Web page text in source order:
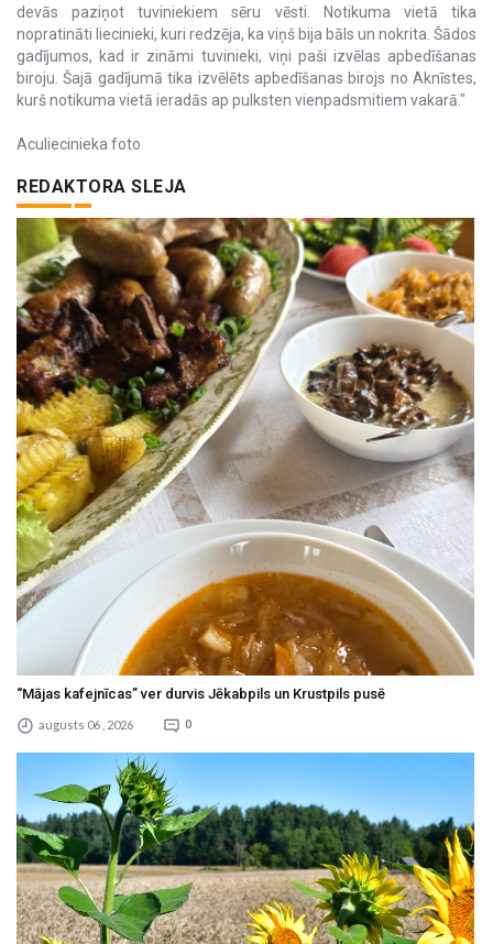
devās paziņot tuviniekiem sēru vēsti. Notikuma vietā tika
nopratināti liecinieki, kuri redzēja, ka viņš bija bāls un nokrita. Šādos
gadījumos, kad ir zināmi tuvinieki, viņi paši izvēlas apbedīšanas
biroju. Šajā gadījumā tika izvēlēts apbedīšanas birojs no Aknīstes,
kurš notikuma vietā ieradās ap pulksten vienpadsmitiem vakarā."
Aculiecinieka foto
REDAKTORA SLEJA
“Mājas kafejnīcas” ver durvis Jēkabpils un Krustpils pusē
augusts 06 , 2026 0